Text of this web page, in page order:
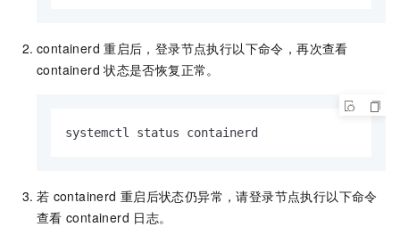
containerd 重启后，登录节点执行以下命令，再次查看
containerd 状态是否恢复正常。
systemctl status containerd
若 containerd 重启后状态仍异常，请登录节点执行以下命令
查看 containerd 日志。